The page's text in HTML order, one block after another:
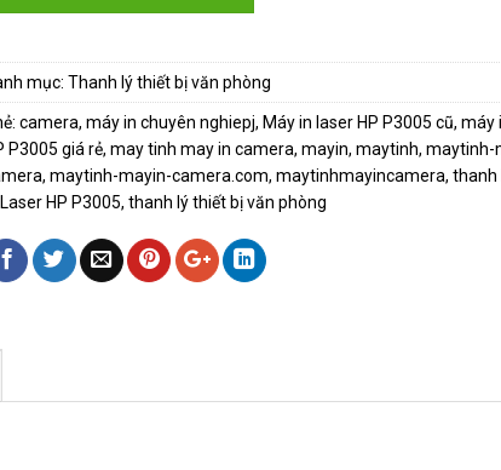
mục: Thanh lý thiết bị văn phòng
camera, máy in chuyên nghiepj, Máy in laser HP P3005 cũ, máy
P3005 giá rẻ, may tinh may in camera, mayin, maytinh, maytinh-
, maytinh-mayin-camera.com, maytinhmayincamera, thanh
HP P3005, thanh lý thiết bị văn phòng